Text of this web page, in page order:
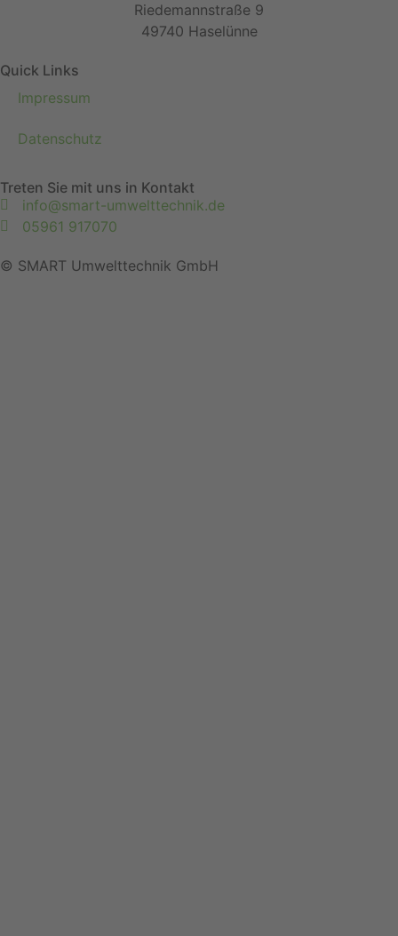
Riedemannstraße 9
49740 Haselünne
Quick Links
Impressum
Datenschutz
Treten Sie mit uns in Kontakt
info@smart-umwelttechnik.de
05961 917070
© SMART Umwelttechnik GmbH